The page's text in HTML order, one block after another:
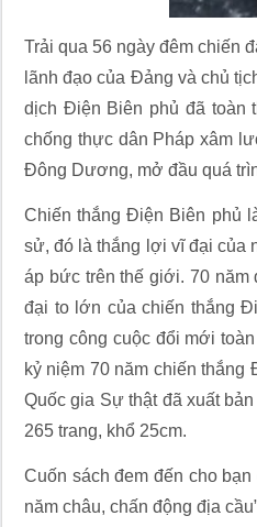
Trải qua 56 ngày đêm chiến
lãnh đạo của Đảng và chủ
dịch Điện Biên phủ đã toàn
chống thực dân Pháp xâm
Đông Dương, mở đầu quá
Chiến thắng Điện Biên phủ
sử, đó là thắng lợi vĩ đại của
áp bức trên thế giới. 70
đại to lớn của chiến thắng
trong công cuộc đổi mới
kỷ niệm 70 năm chiến
Quốc gia Sự thật đã xuất
265 trang, khổ 25cm.
Cuốn sách đem đến cho
năm châu, chấn động địa